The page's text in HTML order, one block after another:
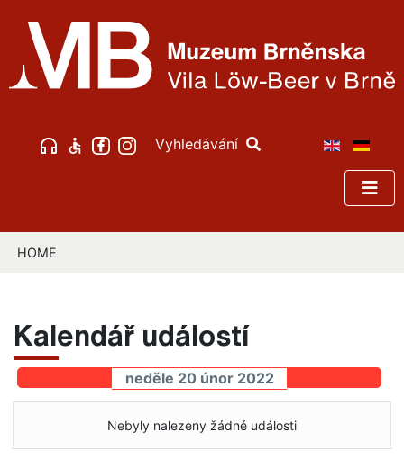
Vyhledávání
HOME
Kalendář událostí
neděle 20 únor 2022
Nebyly nalezeny žádné události